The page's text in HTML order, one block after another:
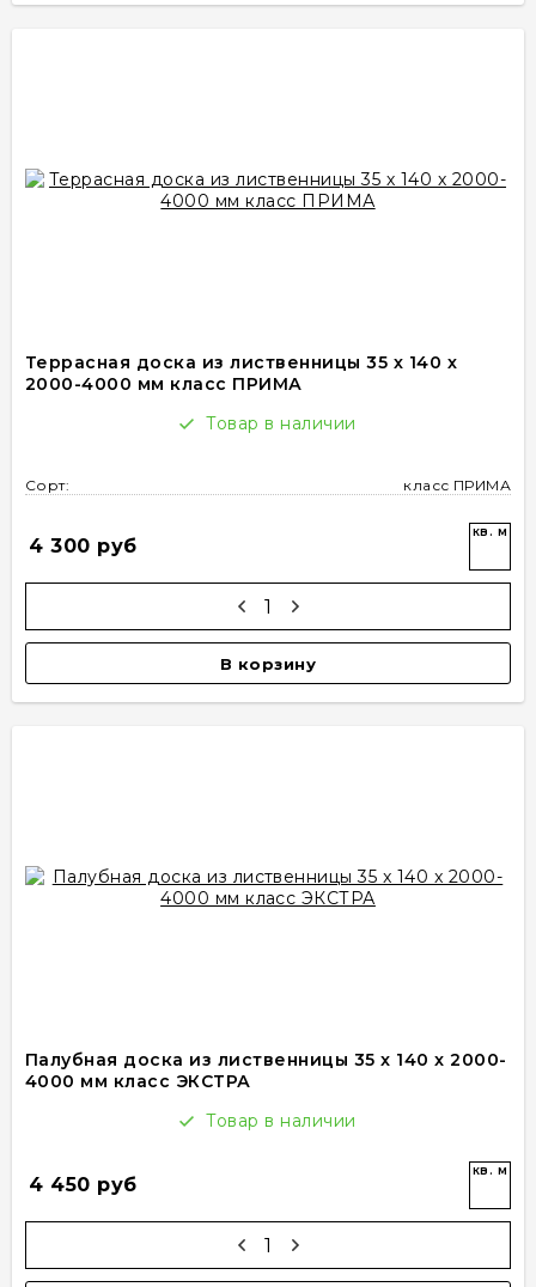
Террасная доска из лиственницы 35 х 140 х
2000-4000 мм класс ПРИМА
Товар в наличии
Сорт: класс ПРИМА
4 300 руб
кв. м
В корзину
Палубная доска из лиственницы 35 x 140 x 2000-
4000 мм класс ЭКСТРА
Товар в наличии
4 450 руб
кв. м